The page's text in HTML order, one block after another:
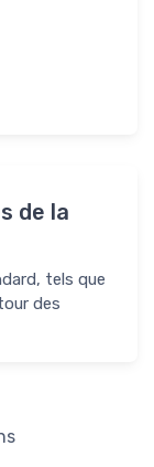
de la
tels que
des